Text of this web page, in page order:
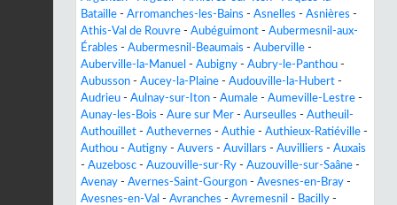
Bataille - Arromanches-les-Bains - Asnelles - Asnières -
Athis-Val de Rouvre - Aubéguimont - Aubermesnil-aux-
Érables - Aubermesnil-Beaumais - Auberville -
Auberville-la-Manuel - Aubigny - Aubry-le-Panthou -
Aubusson - Aucey-la-Plaine - Audouville-la-Hubert -
Audrieu - Aulnay-sur-Iton - Aumale - Aumeville-Lestre -
Aunay-les-Bois - Aure sur Mer - Aurseulles - Autheuil-
Authouillet - Authevernes - Authie - Authieux-Ratiéville -
Authou - Autigny - Auvers - Auvillars - Auvilliers - Auxais
- Auzebosc - Auzouville-sur-Ry - Auzouville-sur-Saâne -
Avenay - Avernes-Saint-Gourgon - Avesnes-en-Bray -
Avesnes-en-Val - Avranches - Avremesnil - Bacilly -